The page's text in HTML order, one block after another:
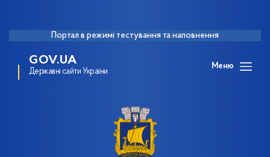
Портал в режимі тестування та наповнення
GOV.UA
Державні сайти України
Меню